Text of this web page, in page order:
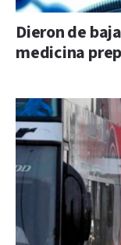
Dieron de
medicina